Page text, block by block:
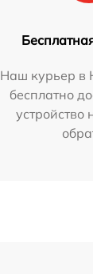
Наш курьер в
бесплатно
устройство